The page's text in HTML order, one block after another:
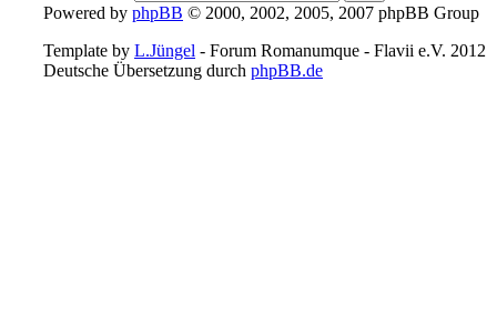
Powered by phpBB © 2000, 2002, 2005, 2007 phpBB Group
Template by L.Jüngel - Forum Romanumque - Flavii e.V. 2012
Deutsche Übersetzung durch phpBB.de